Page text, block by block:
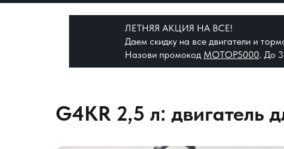
ЛЕТНЯЯ АКЦИЯ НА ВСЕ!
Даем скидку на все двигатели и
Назови промокод МОТОР5000. До
G4KR 2,5 л: двигатель